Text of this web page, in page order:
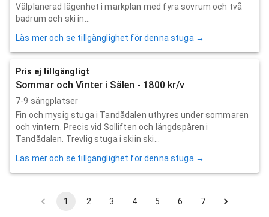
Välplanerad lägenhet i markplan med fyra sovrum och två
badrum och ski in...
Läs mer och se tillgänglighet för denna stuga →
Pris ej tillgängligt
Sommar och Vinter i Sälen - 1800 kr/v
7-9 sängplatser
Fin och mysig stuga i Tandådalen uthyres under sommaren
och vintern. Precis vid Solliften och längdspåren i
Tandådalen. Trevlig stuga i skiin ski...
Läs mer och se tillgänglighet för denna stuga →
1 2 3 4 5 6 7